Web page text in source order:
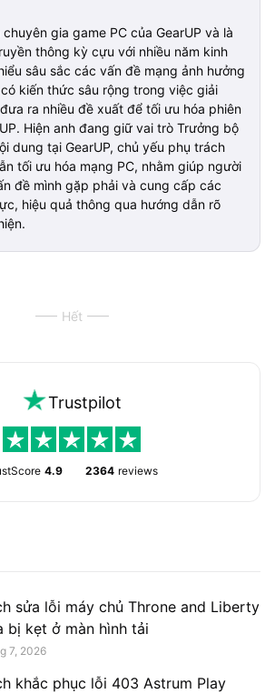
gia game PC của GearUP và là
thông kỳ cựu với nhiều năm kinh
sâu sắc các vấn đề mạng ảnh hưởng
kiến thức sâu rộng trong việc giải
ra nhiều đề xuất để tối ưu hóa phiên
Hiện anh đang giữ vai trò Trưởng bộ
dung tại GearUP, chủ yếu phụ trách
tối ưu hóa mạng PC, nhằm giúp người
đề mình gặp phải và cung cấp các
hiệu quả thông qua hướng dẫn rõ
Hết
Trustpilot
4.9 2364 reviews
sửa lỗi máy chủ Throne and Liberty
bị kẹt ở màn hình tải
7, 2026
khắc phục lỗi 403 Astrum Play